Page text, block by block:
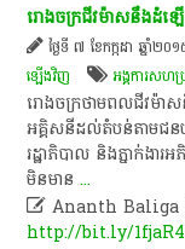
រោងចក្រ​ជីវម៉ាស​នឹង​ដំឡ
ថ្ងៃទី ៧ ខែកក្កដា ឆ្នាំ២០១
ឡើងវិញ
អង្គការសហ
រោង​ចក្រ​ថាម​ពល​ជីវម៉ាស​
អគ្គិសនី​ដល់​តំបន់​តាម​ជន​
រដ្ឋាភិបាល​ និង​ភ្នាក់​ងា
មិន​មាន...
 Ananth Baliga
http://bit.ly/